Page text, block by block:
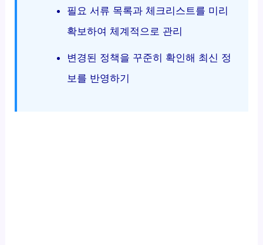
필요 서류 목록과 체크리스트를 미리
확보하여 체계적으로 관리
변경된 정책을 꾸준히 확인해 최신 정
보를 반영하기